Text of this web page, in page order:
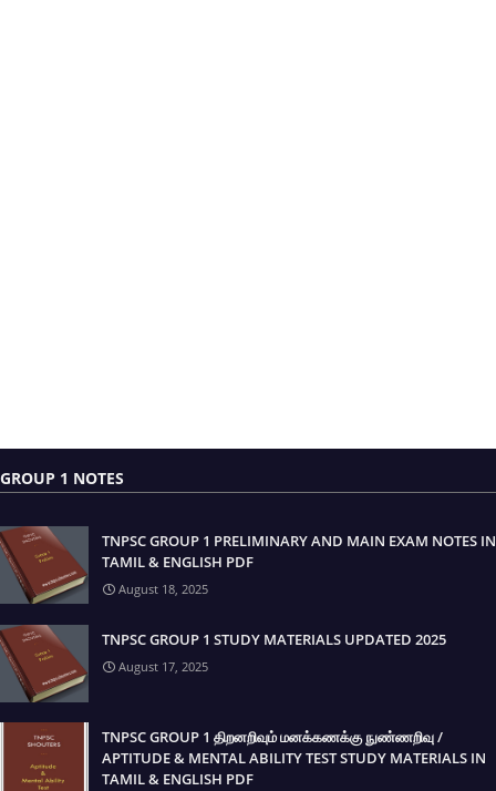
GROUP 1 NOTES
TNPSC GROUP 1 PRELIMINARY AND MAIN EXAM NOTES IN
TAMIL & ENGLISH PDF
August 18, 2025
TNPSC GROUP 1 STUDY MATERIALS UPDATED 2025
August 17, 2025
TNPSC GROUP 1 திறனறிவும் மனக்கணக்கு நுண்ணறிவு /
APTITUDE & MENTAL ABILITY TEST STUDY MATERIALS IN
TAMIL & ENGLISH PDF